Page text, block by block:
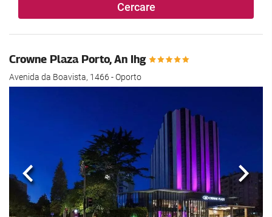
Cercare
Crowne Plaza Porto, An Ihg
Avenida da Boavista, 1466 - Oporto
Anteriore